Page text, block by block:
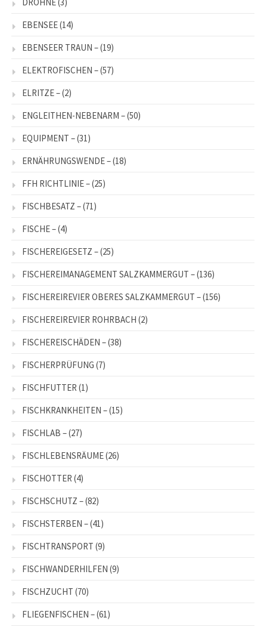
EBENSEE(14)
EBENSEER TRAUN –(19)
ELEKTROFISCHEN –(57)
ELRITZE –(2)
ENGLEITHEN-NEBENARM –(50)
EQUIPMENT –(31)
ERNÄHRUNGSWENDE –(18)
FFH RICHTLINIE –(25)
FISCHBESATZ –(71)
FISCHE –(4)
FISCHEREIGESETZ –(25)
FISCHEREIMANAGEMENT SALZKAMMERGUT –(136)
FISCHEREIREVIER OBERES SALZKAMMERGUT –(156)
FISCHEREIREVIER ROHRBACH (2)
FISCHEREISCHÄDEN –(38)
FISCHERPRÜFUNG (7)
FISCHFUTTER (1)
FISCHKRANKHEITEN –(15)
FISCHLAB –(27)
FISCHLEBENSRÄUME(26)
FISCHOTTER (4)
FISCHSCHUTZ –(82)
FISCHSTERBEN –(41)
FISCHTRANSPORT (9)
FISCHWANDERHILFEN (9)
FISCHZUCHT (70)
FLIEGENFISCHEN –(61)